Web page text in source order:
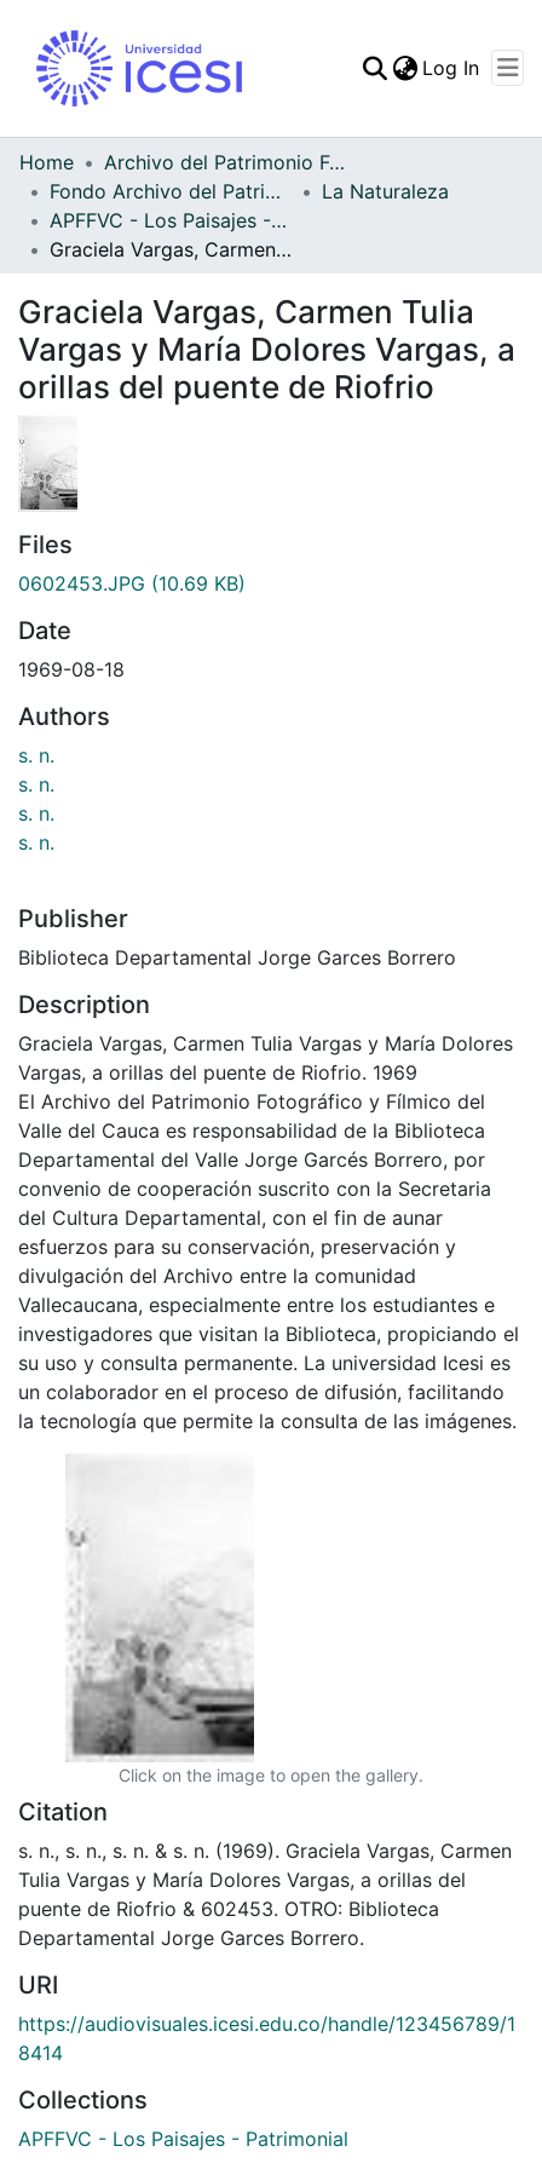
Statistics
Log In
Home
Archivo del Patrimonio Fotográfico y Fílmico del Valle del Cauca
Fondo Archivo del Patrimonio Fotográfico y Fílmico del Valle del Cauca
La Naturaleza
APFFVC - Los Paisajes - Patrimonial
Graciela Vargas, Carmen Tulia Vargas y María Dolores Vargas, a orillas del puente de Riofrio
Graciela Vargas, Carmen Tulia
Vargas y María Dolores Vargas, a
orillas del puente de Riofrio
Files
0602453.JPG (10.69 KB)
Date
1969-08-18
Authors
s. n.
s. n.
s. n.
s. n.
Publisher
Biblioteca Departamental Jorge Garces Borrero
Description
Graciela Vargas, Carmen Tulia Vargas y María Dolores
Vargas, a orillas del puente de Riofrio. 1969
El Archivo del Patrimonio Fotográfico y Fílmico del
Valle del Cauca es responsabilidad de la Biblioteca
Departamental del Valle Jorge Garcés Borrero, por
convenio de cooperación suscrito con la Secretaria
del Cultura Departamental, con el fin de aunar
esfuerzos para su conservación, preservación y
divulgación del Archivo entre la comunidad
Vallecaucana, especialmente entre los estudiantes e
investigadores que visitan la Biblioteca, propiciando el
su uso y consulta permanente. La universidad Icesi es
un colaborador en el proceso de difusión, facilitando
la tecnología que permite la consulta de las imágenes.
Click on the image to open the gallery.
Citation
s. n., s. n., s. n. & s. n. (1969). Graciela Vargas, Carmen
Tulia Vargas y María Dolores Vargas, a orillas del
puente de Riofrio & 602453. OTRO: Biblioteca
Departamental Jorge Garces Borrero.
URI
https://audiovisuales.icesi.edu.co/handle/123456789/1
8414
Collections
APFFVC - Los Paisajes - Patrimonial